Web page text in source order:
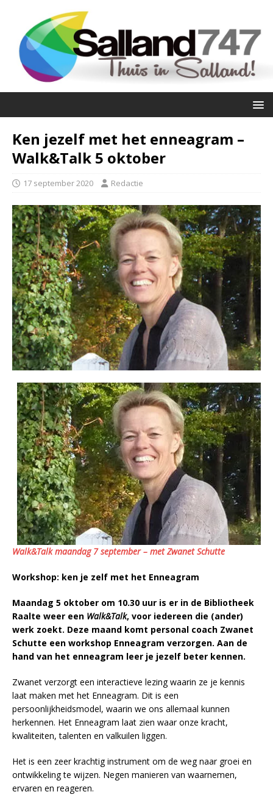
Ken jezelf met het enneagram –
Walk&Talk 5 oktober
17 september 2020 Redactie
Walk&Talk maandag 7 september – met Zwanet Schutte
Workshop: ken je zelf met het Enneagram
Maandag 5 oktober om 10.30 uur is er in de Bibliotheek
Raalte weer een Walk&Talk, voor iedereen die (ander)
werk zoekt. Deze maand komt personal coach Zwanet
Schutte een workshop Enneagram verzorgen. Aan de
hand van het enneagram leer je jezelf beter kennen.
Zwanet verzorgt een interactieve lezing waarin ze je kennis
laat maken met het Enneagram. Dit is een
persoonlijkheidsmodel, waarin we ons allemaal kunnen
herkennen. Het Enneagram laat zien waar onze kracht,
kwaliteiten, talenten en valkuilen liggen.
Het is een zeer krachtig instrument om de weg naar groei en
ontwikkeling te wijzen. Negen manieren van waarnemen,
ervaren en reageren.